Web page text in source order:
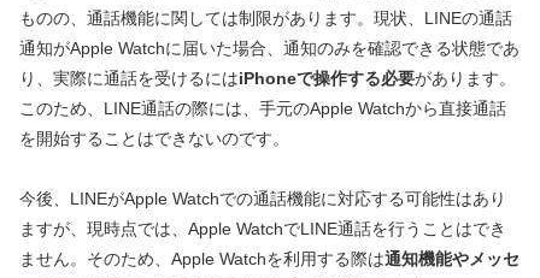
ものの、通話機能に関しては制限があります。現状、LINEの通話
通知がApple Watchに届いた場合、通知のみを確認できる状態であ
り、実際に通話を受けるにはiPhoneで操作する必要があります。
このため、LINE通話の際には、手元のApple Watchから直接通話
を開始することはできないのです。
今後、LINEがApple Watchでの通話機能に対応する可能性はあり
ますが、現時点では、Apple WatchでLINE通話を行うことはでき
ません。そのため、Apple Watchを利用する際は通知機能やメッセ